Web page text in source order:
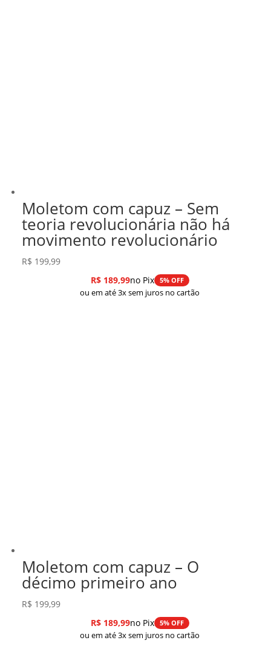
Moletom com capuz – Sem
teoria revolucionária não há
movimento revolucionário
R$ 199,99
R$189,99no Pix 5% OFF
ou em até 3x sem juros no cartão
Moletom com capuz – O
décimo primeiro ano
R$ 199,99
R$189,99no Pix 5% OFF
ou em até 3x sem juros no cartão